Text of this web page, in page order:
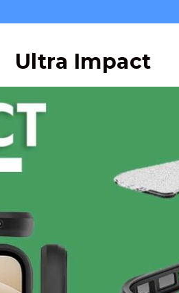
Ultra Impact